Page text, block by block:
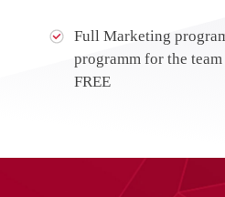
Full Marketing
programm for the
FREE